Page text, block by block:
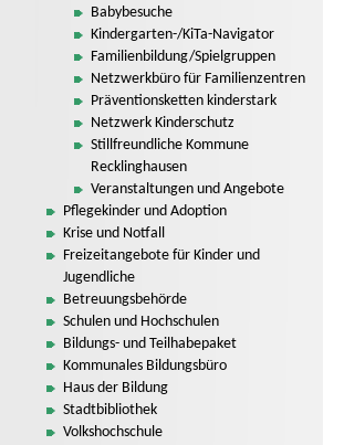
Babybesuche
Kindergarten-/KiTa-Navigator
Familienbildung/Spielgruppen
Netzwerkbüro für Familienzentren
Präventionsketten kinderstark
Netzwerk Kinderschutz
Stillfreundliche Kommune
Recklinghausen
Veranstaltungen und Angebote
Pflegekinder und Adoption
Krise und Notfall
Freizeitangebote für Kinder und
Jugendliche
Betreuungsbehörde
Schulen und Hochschulen
Bildungs- und Teilhabepaket
Kommunales Bildungsbüro
Haus der Bildung
Stadtbibliothek
Volkshochschule